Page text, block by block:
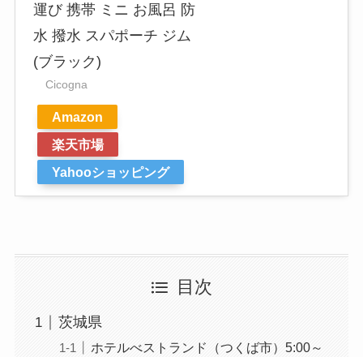
運び 携帯 ミニ お風呂 防
水 撥水 スパポーチ ジム
(ブラック)
Cicogna
Amazon
楽天市場
Yahooショッピング
目次
茨城県
ホテルべストランド（つくば市）5:00～